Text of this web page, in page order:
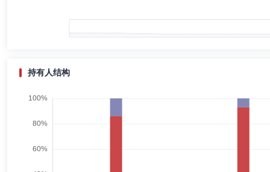
陈嘉楠女士：中国国籍，硕士学位。具有中国证券投资基金业从业资
李海瑞女士：中国国籍，工商管理硕士，具有基金从业资格。曾就职
任金元顺安沣顺定期开放债券型发起式证券投资基金基金经理，2026
持有人结构